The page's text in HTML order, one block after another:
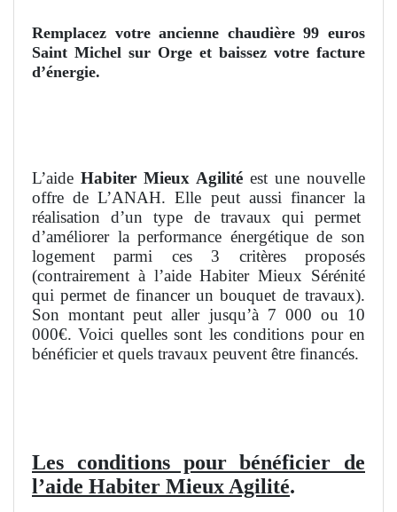
Remplacez votre ancienne chaudière 99 euros
Saint Michel sur Orge et baissez votre facture
d’énergie.
L’aide Habiter Mieux Agilité est une nouvelle
offre de L’ANAH. Elle peut aussi financer la
réalisation d’un type de travaux qui permet
d’améliorer la performance énergétique de son
logement parmi ces 3 critères proposés
(contrairement à l’aide Habiter Mieux Sérénité
qui permet de financer un bouquet de travaux).
Son montant peut aller jusqu’à 7 000 ou 10
000€. Voici quelles sont les conditions pour en
bénéficier et quels travaux peuvent être financés.
Les conditions pour bénéficier de
l’aide Habiter Mieux Agilité.